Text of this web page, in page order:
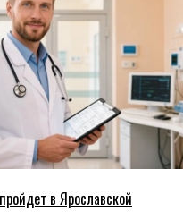
в Ярославской